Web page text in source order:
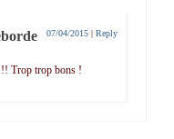
07/04/2015 | Reply
Trop trop bons !